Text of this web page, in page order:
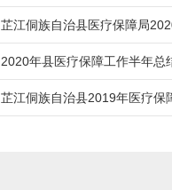
芷江侗族自治县医疗保障局
2020年县医疗保障工作半年总
芷江侗族自治县2019年医疗保